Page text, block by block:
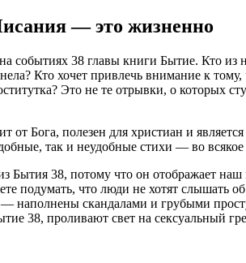
— это жизненно
38 главы книги Бытие. Кто из
Кто хочет привлечь внимание к
Это не те отрывки, о которых
Бога, полезен для христиан и
так и неудобные стихи — во всякое
38, потому что он отображает
подумать, что люди не хотят слышать
наполнены скандалами и грубыми
38, проливают свет на сексуальный